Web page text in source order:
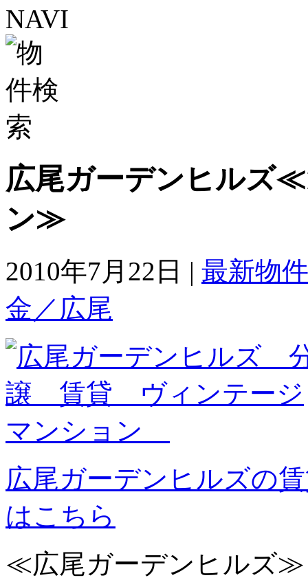
広尾ガーデンヒルズ
ン≫
2010年7月22日 | 最新物
金／広尾
広尾ガーデンヒルズの
はこちら
≪広尾ガーデンヒルズ≫